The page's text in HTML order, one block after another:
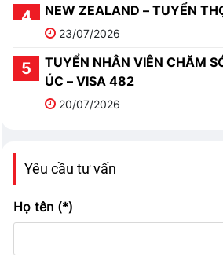
NEW ZEALAND – TUYỂN
23/07/2026
TUYỂN NHÂN VIÊN CHĂM
ÚC – VISA 482
20/07/2026
Yêu cầu tư vấn
Họ tên (*)